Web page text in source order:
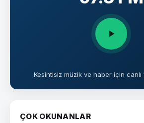
Kesintisiz müzik ve haber için canlı
ÇOK OKUNANLAR